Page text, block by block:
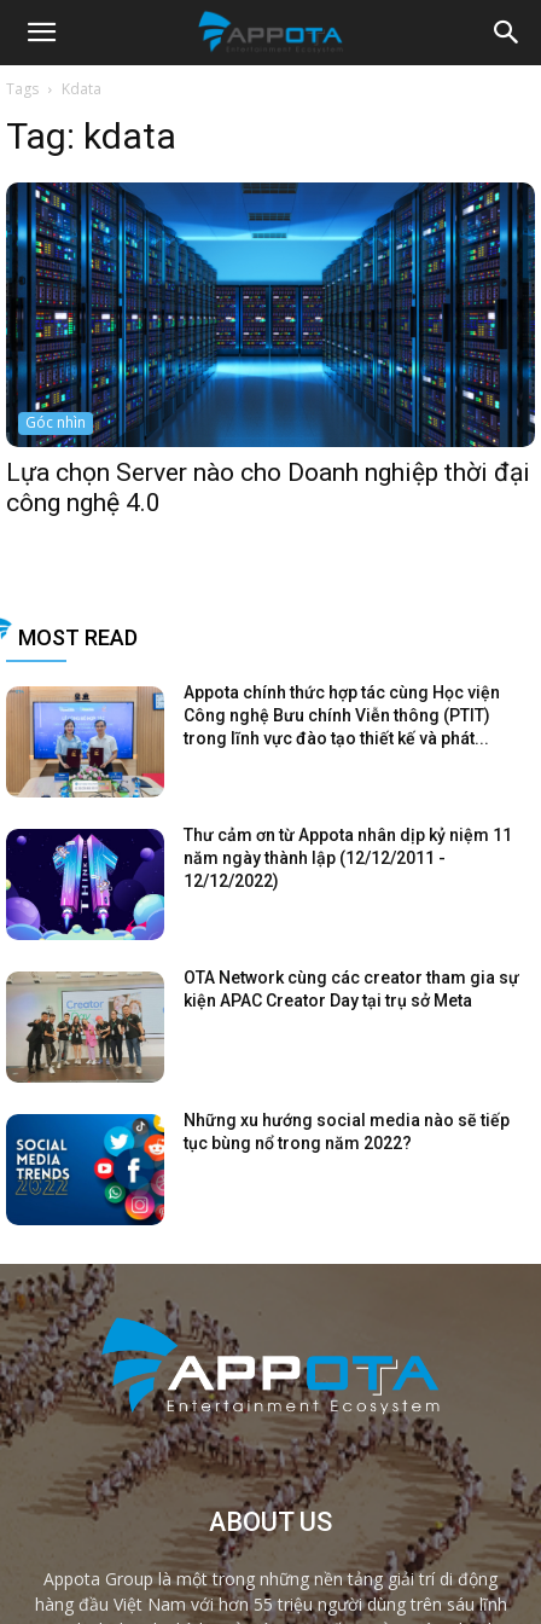
Appota
News
Tags Kdata
Tag: kdata
Góc nhìn
Lựa chọn Server nào cho Doanh nghiệp thời đại
công nghệ 4.0
MOST READ
Appota chính thức hợp tác cùng Học viện
Công nghệ Bưu chính Viễn thông (PTIT)
trong lĩnh vực đào tạo thiết kế và phát...
Thư cảm ơn từ Appota nhân dịp kỷ niệm 11
năm ngày thành lập (12/12/2011 -
12/12/2022)
OTA Network cùng các creator tham gia sự
kiện APAC Creator Day tại trụ sở Meta
Những xu hướng social media nào sẽ tiếp
tục bùng nổ trong năm 2022?
ABOUT US
Appota Group là một trong những nền tảng giải trí di động
hàng đầu Việt Nam với hơn 55 triệu người dùng trên sáu lĩnh